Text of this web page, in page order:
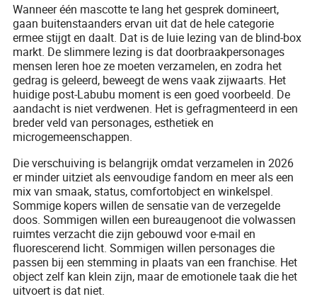
Wanneer één mascotte te lang het gesprek domineert,
gaan buitenstaanders ervan uit dat de hele categorie
ermee stijgt en daalt. Dat is de luie lezing van de blind-box
markt. De slimmere lezing is dat doorbraakpersonages
mensen leren hoe ze moeten verzamelen, en zodra het
gedrag is geleerd, beweegt de wens vaak zijwaarts. Het
huidige post-Labubu moment is een goed voorbeeld. De
aandacht is niet verdwenen. Het is gefragmenteerd in een
breder veld van personages, esthetiek en
microgemeenschappen.
Die verschuiving is belangrijk omdat verzamelen in 2026
er minder uitziet als eenvoudige fandom en meer als een
mix van smaak, status, comfortobject en winkelspel.
Sommige kopers willen de sensatie van de verzegelde
doos. Sommigen willen een bureaugenoot die volwassen
ruimtes verzacht die zijn gebouwd voor e-mail en
fluorescerend licht. Sommigen willen personages die
passen bij een stemming in plaats van een franchise. Het
object zelf kan klein zijn, maar de emotionele taak die het
uitvoert is dat niet.